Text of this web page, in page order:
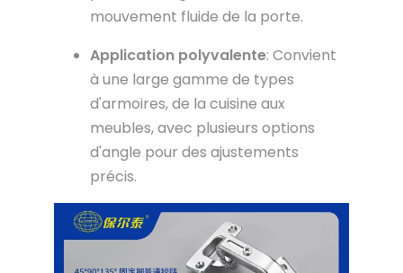
mouvement fluide de la porte.
Application polyvalente: Convient
à une large gamme de types
d'armoires, de la cuisine aux
meubles, avec plusieurs options
d'angle pour des ajustements
précis.